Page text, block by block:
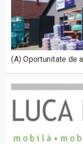
(A) Oportunitate de